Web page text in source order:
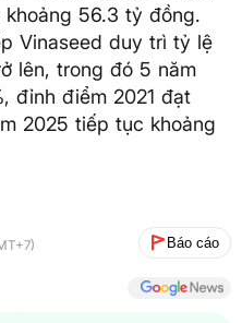
khoảng 56.3 tỷ đồng.
Vinaseed duy trì tỷ lệ
lên, trong đó 5 năm
đỉnh điểm 2021 đạt
2025 tiếp tục khoảng
Báo cáo